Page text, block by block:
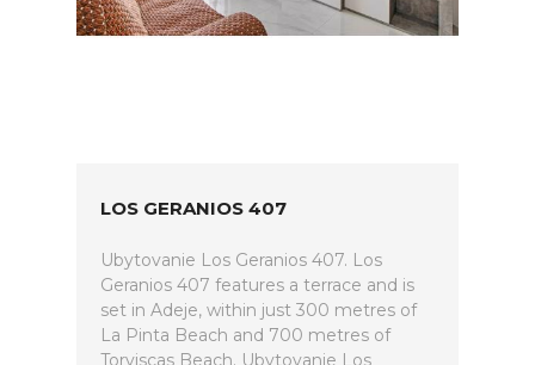
LOS GERANIOS 407
Ubytovanie Los Geranios 407. Los
Geranios 407 features a terrace and is
set in Adeje, within just 300 metres of
La Pinta Beach and 700 metres of
Torviscas Beach. Ubytovanie Los